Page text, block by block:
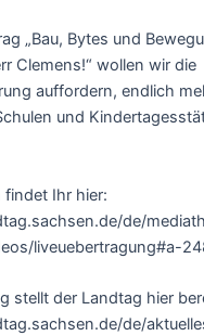
„Bau, Bytes und
Clemens!“ wollen wir die
auffordern, endlich
und
findet Ihr hier:
de/
liveuebertragung#a-
stellt der Landtag hier
de/